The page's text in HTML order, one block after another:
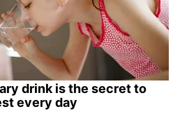
drink is the secret to
every day